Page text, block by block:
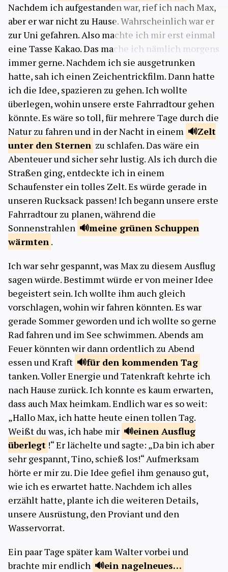
Nachdem ich aufgestanden war, rief ich nach Max,
aber er war nicht zu Hause. Wahrscheinlich war er
zur Uni gefahren. Also machte ich mir erst einmal
eine Tasse Kakao. Das mache ich nämlich morgens
immer gerne. Nachdem ich sie ausgetrunken
hatte, sah ich einen Zeichentrickfilm. Dann hatte
ich die Idee, spazieren zu gehen. Ich wollte
überlegen, wohin unsere erste Fahrradtour gehen
könnte. Es wäre so toll, für mehrere Tage durch die
Natur zu fahren und in der Nacht in einem
Zelt
unter den Sternen zu schlafen. Das wäre ein
Abenteuer und sicher sehr lustig. Als ich durch die
Straßen ging, entdeckte ich in einem
Schaufenster ein tolles Zelt. Es würde gerade in
unseren Rucksack passen! Ich begann unsere erste
Fahrradtour zu planen, während die
Sonnenstrahlen
meine grünen Schuppen
wärmten .
Ich war sehr gespannt, was Max zu diesem Ausflug
sagen würde. Bestimmt würde er von meiner Idee
begeistert sein. Ich wollte ihm auch gleich
vorschlagen, wohin wir fahren könnten. Es war
gerade Sommer geworden und ich wollte so gerne
Rad fahren und im See schwimmen. Abends am
Feuer könnten wir dann ordentlich zu Abend
essen und Kraft
für den kommenden Tag
tanken. Voller Energie und Tatenkraft kehrte ich
nach Hause zurück. Ich konnte es kaum erwarten,
dass auch Max heimkam. Endlich war es so weit:
„Hallo Max, ich hatte heute einen tollen Tag.
Weißt du was, ich habe mir
einen Ausflug
überlegt !“ Er lächelte und sagte: „Da bin ich aber
sehr gespannt, Tino, schieß los!“ Aufmerksam
hörte er mir zu. Die Idee gefiel ihm genauso gut,
wie ich es erwartet hatte. Nachdem ich alles
erzählt hatte, plante ich die weiteren Details,
unsere Ausrüstung, den Proviant und den
Wasservorrat.
Ein paar Tage später kam Walter vorbei und
brachte mir endlich
ein nagelneues…